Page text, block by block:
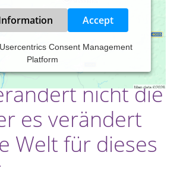
Accept
Usercentrics Consent Management
PlatformTier zu
nicht die
es verändert
Welt für dieses